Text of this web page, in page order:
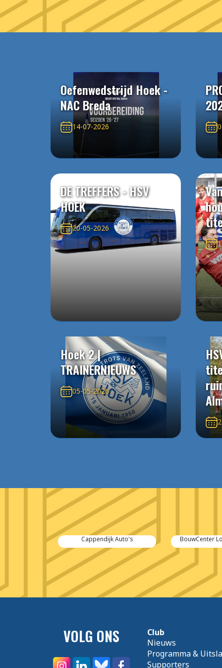
Oefenwedstrijd Hoek -
NAC Breda
14-07-2026
DE TREFFERS - HSV
HOEK
20-05-2026
Hoek 2 |
TRAINERNIEUWS
05-05-2026
BouwCenter Logus de Hoop Bakkerij
VOLG ONS
Club
Nieuws
Programma &
Supporters